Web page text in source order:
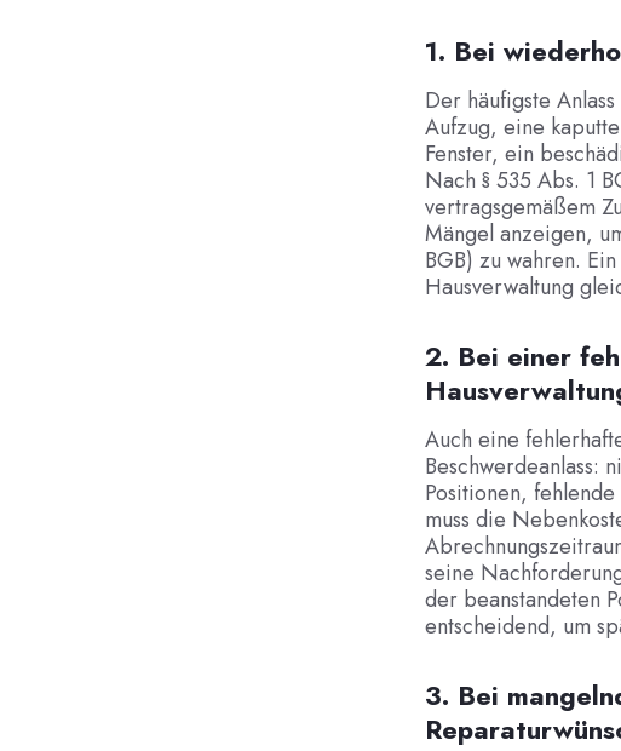
1. Bei
Der häufigste
Aufzug, eine
Fenster, ein
Nach § 535 Abs. 1
vertragsgemäßem
Mängel anzeigen,
BGB) zu wahren.
Hausverwaltung
2. Bei einer
Auch eine
Beschwerdeanlass:
Positionen,
muss die
seine
der beanstandeten
entscheidend, um
3. Bei